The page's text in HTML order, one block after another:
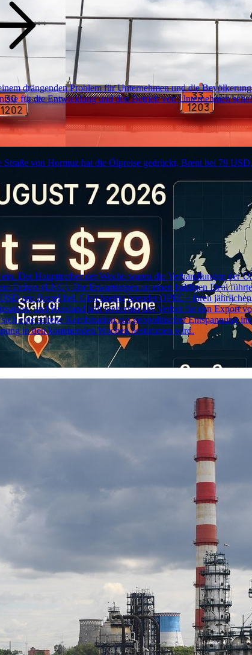
drängenden Problem für Unternehmen und die
für die Entwicklung und den Betrieb von Unternehmen
von Hormuz hat die Ölpreise gedrückt, Brent bei 79
Der Haupttreiber der Woche waren die Verhandlungen der
Erdgas (LNG). Die Erwartungen an einen baldigen Deal
pro Barrel fiel. Gleichzeitig beendet OPEC+ ihren
und Russland hält weiterhin das Verbot für den Export
eine seltene Kombination aus geopolitischer Entspannung
in den kommenden Wochen bestimmen wird.